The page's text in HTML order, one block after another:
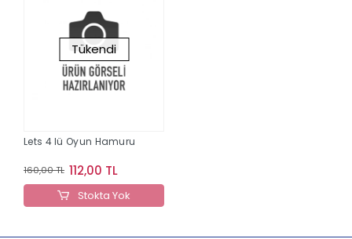
Tükendi
Lets 4 lü Oyun Hamuru
160,00 TL 112,00 TL
Stokta Yok